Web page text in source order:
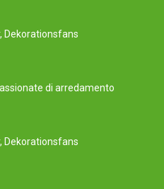
Dekorationsfans
di arredamento
Dekorationsfans